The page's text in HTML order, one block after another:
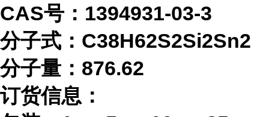
CAS号：1394931-03-3
分子式： C38H62S2Si2Sn2
分子量： 876.62
订货信息：